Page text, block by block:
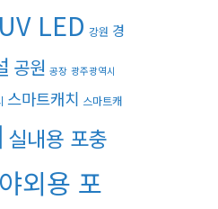
UV LED 강원 경
공원 공장 광주광역시
스마트캐치 스마트캐
실내용 포충
야외용 포